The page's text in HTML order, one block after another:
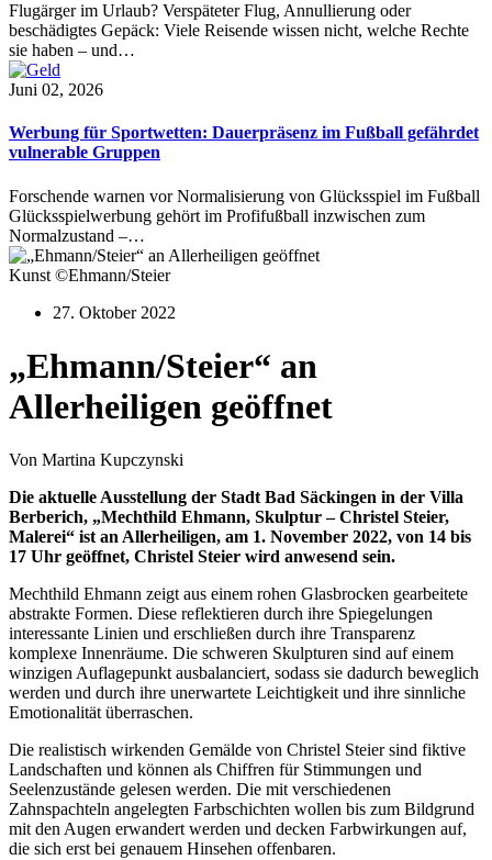
Flugärger im Urlaub? Verspäteter Flug, Annullierung oder
beschädigtes Gepäck: Viele Reisende wissen nicht, welche Rechte
sie haben – und…
Juni 02, 2026
Werbung für Sportwetten: Dauerpräsenz im Fußball gefährdet
vulnerable Gruppen
Forschende warnen vor Normalisierung von Glücksspiel im Fußball
Glücksspielwerbung gehört im Profifußball inzwischen zum
Normalzustand –…
Kunst ©Ehmann/Steier
27. Oktober 2022
„Ehmann/Steier“ an
Allerheiligen geöffnet
Von Martina Kupczynski
Die aktuelle Ausstellung der Stadt Bad Säckingen in der Villa
Berberich, „Mechthild Ehmann, Skulptur – Christel Steier,
Malerei“ ist an Allerheiligen, am 1. November 2022, von 14 bis
17 Uhr geöffnet, Christel Steier wird anwesend sein.
Mechthild Ehmann zeigt aus einem rohen Glasbrocken gearbeitete
abstrakte Formen. Diese reflektieren durch ihre Spiegelungen
interessante Linien und erschließen durch ihre Transparenz
komplexe Innenräume. Die schweren Skulpturen sind auf einem
winzigen Auflagepunkt ausbalanciert, sodass sie dadurch beweglich
werden und durch ihre unerwartete Leichtigkeit und ihre sinnliche
Emotionalität überraschen.
Die realistisch wirkenden Gemälde von Christel Steier sind fiktive
Landschaften und können als Chiffren für Stimmungen und
Seelenzustände gelesen werden. Die mit verschiedenen
Zahnspachteln angelegten Farbschichten wollen bis zum Bildgrund
mit den Augen erwandert werden und decken Farbwirkungen auf,
die sich erst bei genauem Hinsehen offenbaren.